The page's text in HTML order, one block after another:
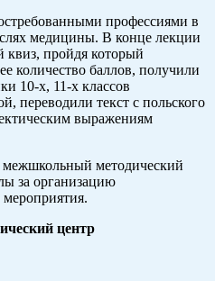
профессиями в
медицины. В конце лекции
квиз, пройдя который
количество баллов, получили
10-х, 11-х классов
переводили текст с польского
выражениям
методический
за организацию
мероприятия.
центр